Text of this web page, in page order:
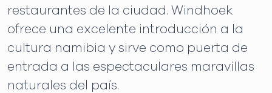
restaurantes de la ciudad. Windhoek
ofrece una excelente introducción a la
cultura namibia y sirve como puerta de
entrada a las espectaculares maravillas
naturales del país.